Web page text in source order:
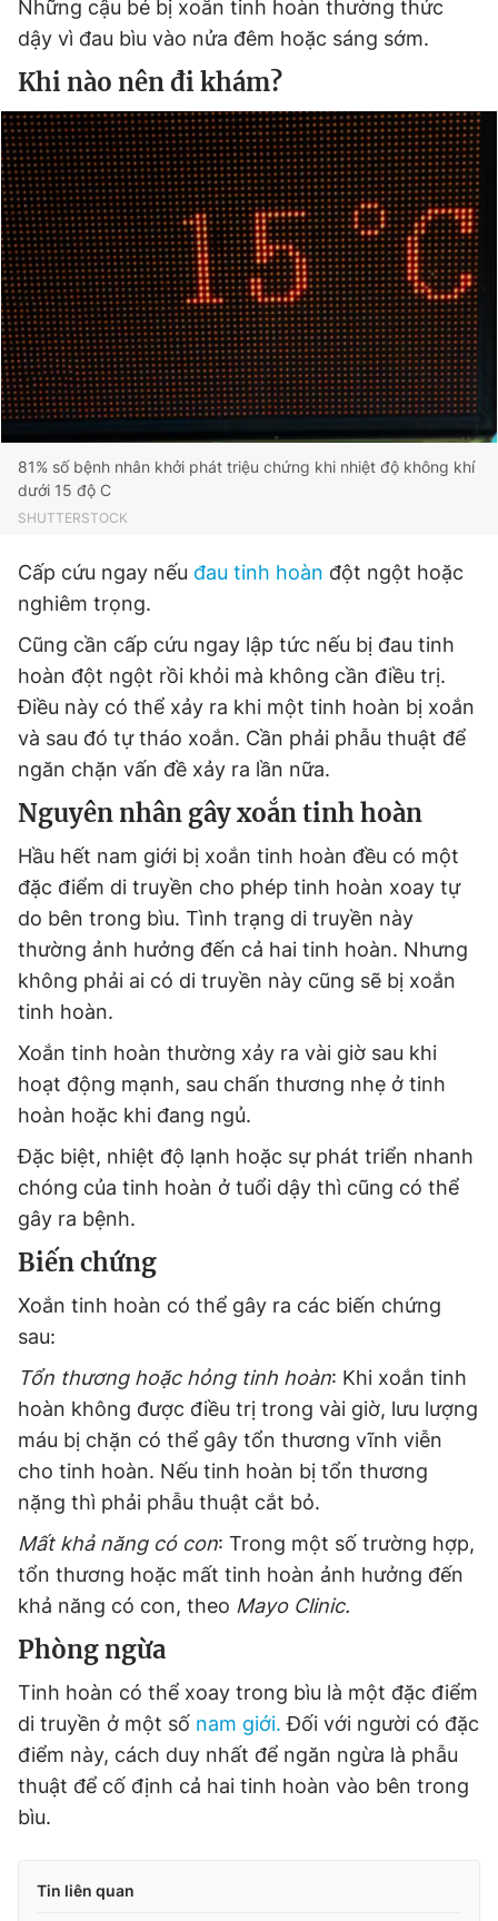
Những cậu bé bị xoắn tinh hoàn thường thức
dậy vì đau bìu vào nửa đêm hoặc sáng sớm.
Khi nào nên đi khám?
81% số bệnh nhân khởi phát triệu chứng khi nhiệt độ không khí
dưới 15 độ C
SHUTTERSTOCK
Cấp cứu ngay nếu đau tinh hoàn đột ngột hoặc
nghiêm trọng.
Cũng cần cấp cứu ngay lập tức nếu bị đau tinh
hoàn đột ngột rồi khỏi mà không cần điều trị.
Điều này có thể xảy ra khi một tinh hoàn bị xoắn
và sau đó tự tháo xoắn. Cần phải phẫu thuật để
ngăn chặn vấn đề xảy ra lần nữa.
Nguyên nhân gây xoắn tinh hoàn
Hầu hết nam giới bị xoắn tinh hoàn đều có một
đặc điểm di truyền cho phép tinh hoàn xoay tự
do bên trong bìu. Tình trạng di truyền này
thường ảnh hưởng đến cả hai tinh hoàn. Nhưng
không phải ai có di truyền này cũng sẽ bị xoắn
tinh hoàn.
Xoắn tinh hoàn thường xảy ra vài giờ sau khi
hoạt động mạnh, sau chấn thương nhẹ ở tinh
hoàn hoặc khi đang ngủ.
Đặc biệt, nhiệt độ lạnh hoặc sự phát triển nhanh
chóng của tinh hoàn ở tuổi dậy thì cũng có thể
gây ra bệnh.
Biến chứng
Xoắn tinh hoàn có thể gây ra các biến chứng
sau:
Tổn thương hoặc hỏng tinh hoàn: Khi xoắn tinh
hoàn không được điều trị trong vài giờ, lưu lượng
máu bị chặn có thể gây tổn thương vĩnh viễn
cho tinh hoàn. Nếu tinh hoàn bị tổn thương
nặng thì phải phẫu thuật cắt bỏ.
Mất khả năng có con: Trong một số trường hợp,
tổn thương hoặc mất tinh hoàn ảnh hưởng đến
khả năng có con, theo Mayo Clinic.
Phòng ngừa
Tinh hoàn có thể xoay trong bìu là một đặc điểm
di truyền ở một số nam giới. Đối với người có đặc
điểm này, cách duy nhất để ngăn ngừa là phẫu
thuật để cố định cả hai tinh hoàn vào bên trong
bìu.
Tin liên quan